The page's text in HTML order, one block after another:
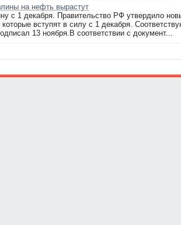
на нефть вырастут
с 1 декабря. Правительство РФ утвердило
вступят в силу с 1 декабря.
13 ноября.В соответствии с документ...